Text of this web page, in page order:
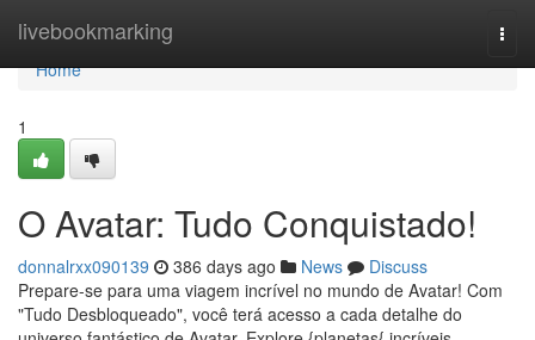
livebookmarking
Home
Home
1
O Avatar: Tudo Conquistado!
donnalrxx090139 386 days ago News
Discuss
Prepare-se para uma viagem incrível no mundo de Avatar! Com
"Tudo Desbloqueado", você terá acesso a cada detalhe do